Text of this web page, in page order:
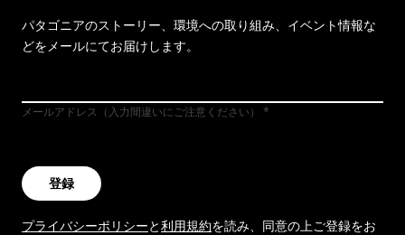
パタゴニアのストーリー、環境への取り組み、イベント情報な
どをメールにてお届けします。
メールアドレス（入力間違いにご注意ください）
登録
プライバシーポリシーと利用規約を読み、同意の上ご登録をお